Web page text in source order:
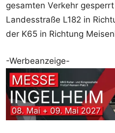
gesamten Verkehr
Landesstraße L182 in
der K65 in Richtung
-Werbeanzeige-